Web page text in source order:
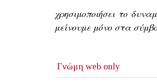
χρησιμοποιήσει το
μείνουμε μόνο στα
Γνώμη web only